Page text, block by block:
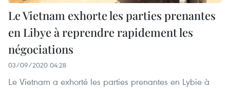
Le Vietnam exhorte les parties prenantes
en Libye à reprendre rapidement les
négociations
03/09/2020 04:28
Le Vietnam a exhorté les parties prenantes en Lybie à